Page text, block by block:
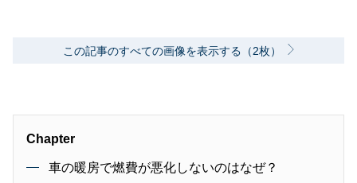
この記事のすべての画像を表示する（2枚）
Chapter
車の暖房で燃費が悪化しないのはなぜ？